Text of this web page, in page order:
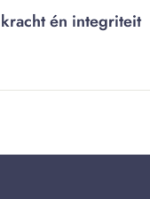
én integriteit